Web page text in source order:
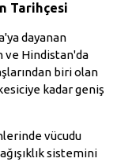
Tarihçesi
dayanan
ve Hindistan'da
biri olan
kadar geniş
vücudu
sistemini